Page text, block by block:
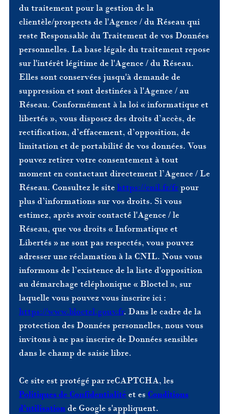
du traitement pour la gestion de la
clientèle/prospects de l'Agence / du Réseau qui
reste Responsable du Traitement de vos Données
personnelles. La base légale du traitement repose
sur l'intérêt légitime de l'Agence / du Réseau.
Elles sont conservées jusqu'à demande de
suppression et sont destinées à l'Agence / au
Réseau. Conformément à la loi « informatique et
libertés », vous disposez des droits d’accès, de
rectification, d’effacement, d’opposition, de
limitation et de portabilité de vos données. Vous
pouvez retirer votre consentement à tout
moment en contactant directement l’Agence / Le
Réseau. Consultez le site https://cnil.fr/frpour
plus d’informations sur vos droits. Si vous
estimez, après avoir contacté l'Agence / le
Réseau, que vos droits « Informatique et
Libertés » ne sont pas respectés, vous pouvez
adresser une réclamation à la CNIL. Nous vous
informons de l’existence de la liste d'opposition
au démarchage téléphonique « Bloctel », sur
laquelle vous pouvez vous inscrire ici :
https://www.bloctel.gouv.fr. Dans le cadre de la
protection des Données personnelles, nous vous
invitons à ne pas inscrire de Données sensibles
dans le champ de saisie libre.
Ce site est protégé par reCAPTCHA, les
Politiques de Confidentialitéet es Conditions
d'utilisationde Google s'appliquent.